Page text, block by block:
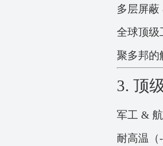
多层屏
全球顶级
聚多邦的
3. 顶
军工 &
耐高温（